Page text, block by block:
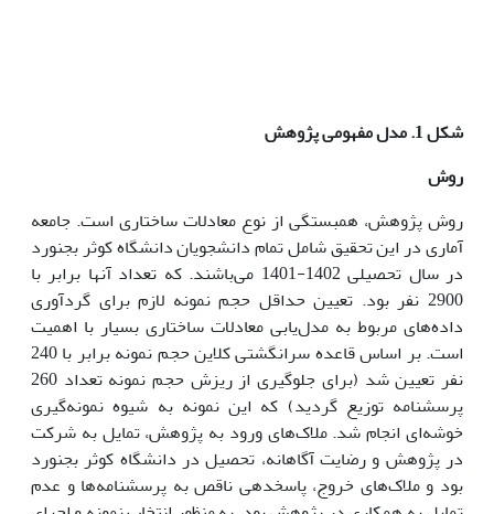
شکل 1. مدل مفهومی پژوهش
روش
روش پژوهش، همبستگی از نوع معادلات ساختاری است. جامعه
آماری در این تحقیق شامل تمام دانشجویان دانشگاه کوثر بجنورد
در سال تحصیلی 1402-1401 می‌باشند. که تعداد آنها برابر با
2900 نفر بود. تعیین حداقل حجم نمونه لازم برای گردآوری
داده‌های مربوط به مدل‌یابی معادلات ساختاری بسیار با اهمیت
است. بر اساس قاعده سرانگشتی کلاین حجم نمونه برابر با 240
نفر تعیین شد (برای جلوگیری از ریزش حجم نمونه تعداد 260
پرسشنامه توزیع گردید) که این نمونه به شیوه نمونه‌گیری
خوشه‌ای انجام شد. ملاک‌های ورود به پژوهش، تمایل به شرکت
در پژوهش و رضایت آگاهانه، تحصیل در دانشگاه کوثر بجنورد
بود و ملاک‌های خروج، پاسخدهی ناقص به پرسشنامه‌ها و عدم